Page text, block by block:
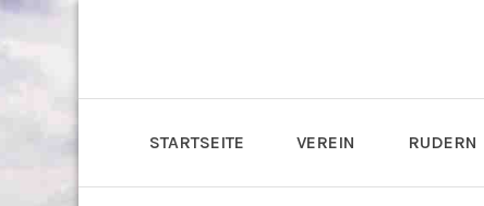
STARTSEITE VEREIN RUDERN